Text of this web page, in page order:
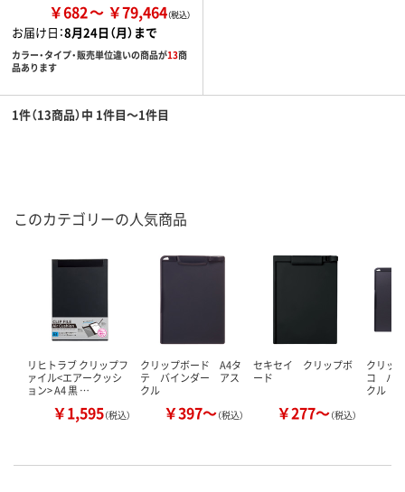
￥682 ￥79,464
お届け日：8月24日（月）まで
カラー・タイプ・販売単位違いの商品が13商
品あります
1件（13商品）中 1件目～1件目
このカテゴリーの人気商品
リヒトラブ クリップフ
ァイル<エアークッシ
ョン> A4 黒 …
￥1,595（税込）
クリップボード A4タ
テ バインダー アス
クル
￥397～（税込）
セキセイ クリップボ
ード
￥277～（税込）
クリッ
コ バ
クル